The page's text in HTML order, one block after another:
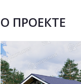
О ПРОЕКТЕ
Прикрепить файл